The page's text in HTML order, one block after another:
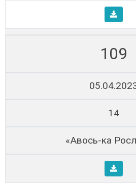
109
14
«Авось-ка